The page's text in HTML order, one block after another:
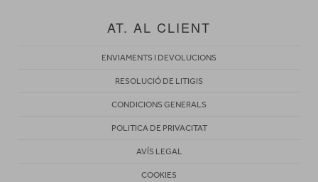
AT. AL CLIENT
ENVIAMENTS I DEVOLUCIONS
RESOLUCIÓ DE LITIGIS
CONDICIONS GENERALS
POLITICA DE PRIVACITAT
AVÍS LEGAL
COOKIES